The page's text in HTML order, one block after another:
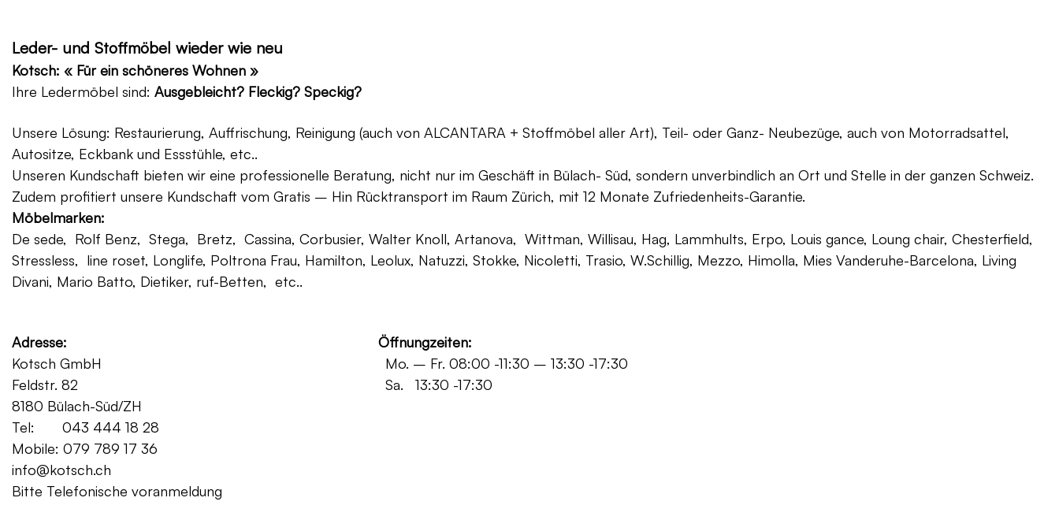
Leder- und Stoffmöbel wieder wie neu
Kotsch: « Für ein schöneres Wohnen »
Ihre Ledermöbel sind: Ausgebleicht? Fleckig? Speckig?
Unsere Lösung: Restaurierung, Auffrischung, Reinigung (auch von ALCANTARA + Stoffmöbel aller Art), Teil- oder Ganz- Neubezüge, auch von Motorradsattel,
Autositze, Eckbank und Essstühle, etc..
Unseren Kundschaft bieten wir eine professionelle Beratung, nicht nur im Geschäft in Bülach- Süd, sondern unverbindlich an Ort und Stelle in der ganzen Schweiz.
Zudem profitiert unsere Kundschaft vom Gratis – Hin Rücktransport im Raum Zürich, mit 12 Monate Zufriedenheits-Garantie.
Möbelmarken:
De sede, Rolf Benz, Stega, Bretz, Cassina, Corbusier, Walter Knoll, Artanova, Wittman, Willisau, Hag, Lammhults, Erpo, Louis gance, Loung chair, Chesterfield,
Stressless, line roset, Longlife, Poltrona Frau, Hamilton, Leolux, Natuzzi, Stokke, Nicoletti, Trasio, W.Schillig, Mezzo, Himolla, Mies Vanderuhe-Barcelona, Living
Divani, Mario Batto, Dietiker, ruf-Betten, etc..
Adresse:
Öffnungzeiten:
Kotsch GmbH Mo. – Fr. 08:00 -11:30 – 13:30 -17:30
Feldstr. 82 Sa. 13:30 -17:30
8180 Bülach-Süd/ZH
Tel: 043 444 18 28
Mobile: 079 789 17 36
info@kotsch.ch
Bitte Telefonische voranmeldung